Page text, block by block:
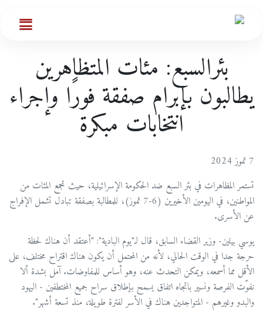
بئرالسبع: مئات المتظاهرين
يطالبون بإبرام صفقة فورًا وإجراء
انتخابات مبكرة
7 تموز 2024
تستمر المظاهرات في بئر السبع ضد الحكومة الإسرائيلية، حيث تجمع المئات من
المواطنين، في اليومين الأخيرين (6-7 تموز)، للمطالبة بصفقة تبادل تشمل الإفراج
عن الأسرى.
يوسي بيلين- وزير القضاء السابق، قال لـ"يوم البادية": "أعتقد أن هناك لحظة
حرجة جدا في الوقت الحالي، لأنه من المحتمل أن يكون هناك اقتراح مختلف، على
الأقل مما أسمعه، ويمكن التحدث عنه، وهو أساس للمفاوضات. آمل بشدة ألا
نفوّت الفرصة ونسير باتجاه اتفاق يسمح بإطلاق سراح جميع المختطفين - اليهود
والبدو وغيرهم - المتواجدين هناك في الأسر لفترة طويلة، منذ تسعة أشهر".